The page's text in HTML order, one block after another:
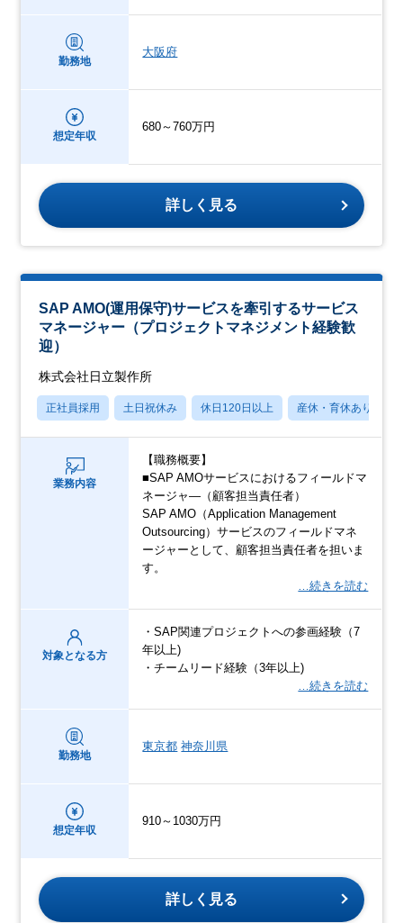
勤務地
大阪府
想定年収
680～760万円
詳しく見る
SAP AMO(運用保守)サービスを牽引するサービス
マネージャー（プロジェクトマネジメント経験歓
迎）
株式会社日立製作所
正社員採用 土日祝休み 休日120日以上 産休・育休あり
業務内容
【職務概要】
■SAP AMOサービスにおけるフィールドマ
ネージャ―（顧客担当責任者）
SAP AMO（Application Management
Outsourcing）サービスのフィールドマネ
ージャーとして、顧客担当責任者を担いま
す。
…続きを読む
対象となる方
・SAP関連プロジェクトへの参画経験（7
年以上)
・チームリード経験（3年以上)
…続きを読む
勤務地
東京都 神奈川県
想定年収
910～1030万円
詳しく見る